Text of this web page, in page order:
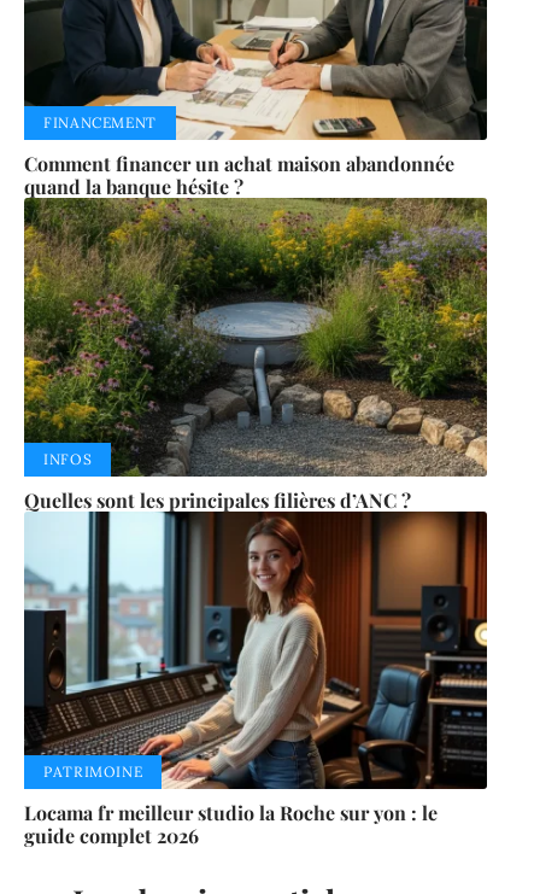
FINANCEMENT
Comment financer un achat maison abandonnée
quand la banque hésite ?
INFOS
Quelles sont les principales filières d’ANC ?
PATRIMOINE
Locama fr meilleur studio la Roche sur yon : le
guide complet 2026